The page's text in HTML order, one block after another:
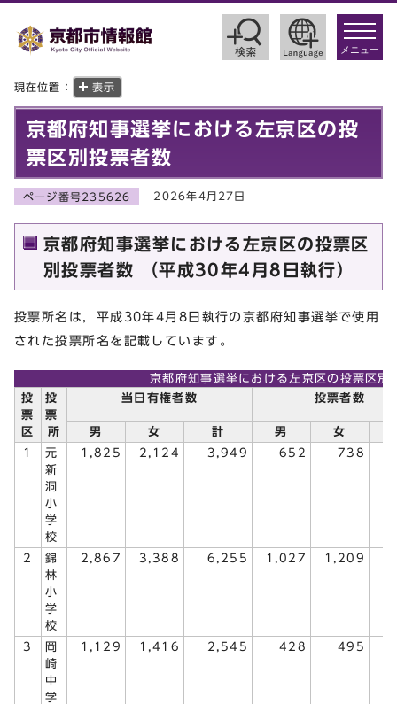
toggle
メニュー
現在位置： 表示
京都府知事選挙における左京区の投
票区別投票者数
ページ番号235626 2026年4月27日
京都府知事選挙における左京区の投票区
別投票者数 （平成30年4月8日執行）
投票所名は，平成30年4月8日執行の京都府知事選挙で使用
された投票所名を記載しています。
京都府知事選挙における左京区の投票区別
投
票
区
投
票
所
当日有権者数 投票者数
男 女 計 男 女
1
元
新
洞
小
学
校
1,825 2,124 3,949 652 738
2
錦
林
小
学
校
2,867 3,388 6,255 1,027 1,209
3
岡
崎
中
学
1,129 1,416 2,545 428 495